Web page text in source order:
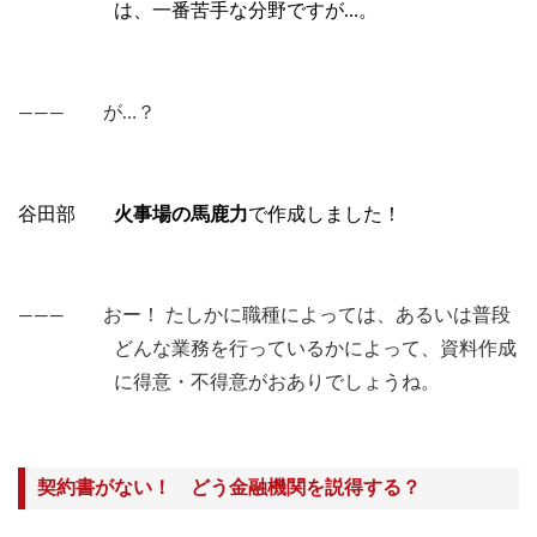
は、一番苦手な分野ですが…。
――― が…？
谷田部 火事場の馬鹿力で作成しました！
――― おー！ たしかに職種によっては、あるいは普段
どんな業務を行っているかによって、資料作成
に得意・不得意がおありでしょうね。
契約書がない！ どう金融機関を説得する？